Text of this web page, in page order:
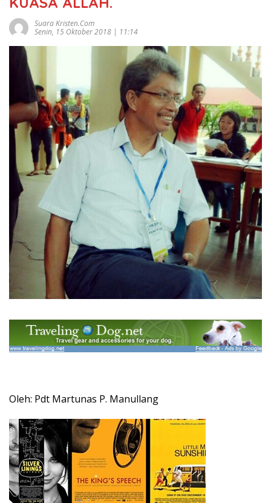
Suara Kristen.com
Senin, 15 Oktober 2018 | 11:14
Oleh: Pdt Martunas P. Manullang